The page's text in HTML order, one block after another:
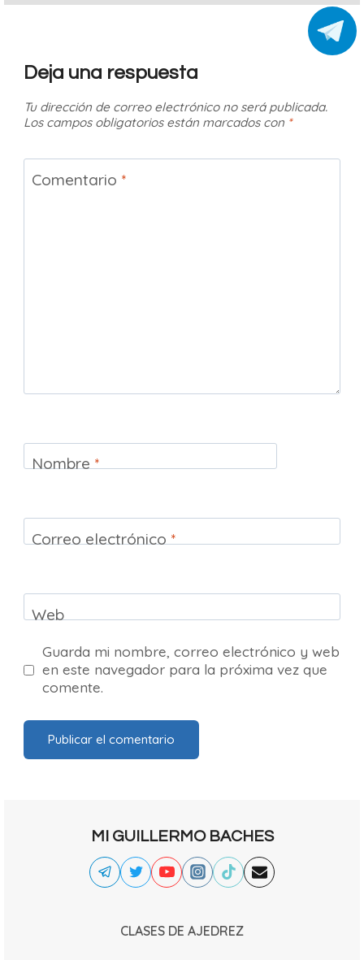
Deja una respuesta
Tu dirección de correo electrónico no será publicada.
Los campos obligatorios están marcados con *
Comentario *
Nombre*
Correo electrónico *
Web
Guarda mi nombre, correo electrónico y web
en este navegador para la próxima vez que
comente.
MI GUILLERMO BACHES
CLASES DE AJEDREZ